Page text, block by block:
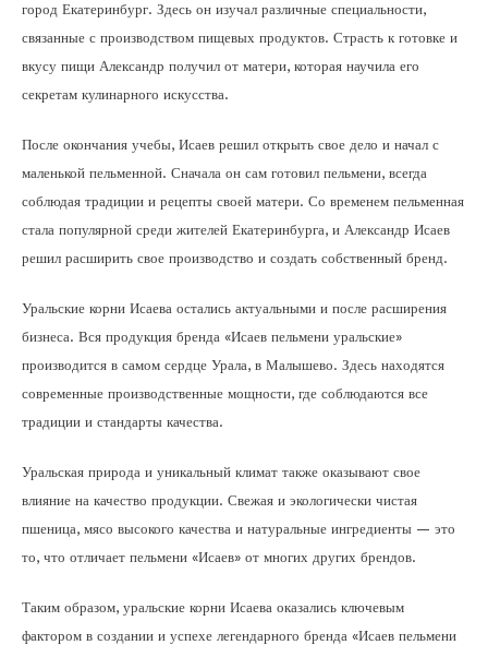
город Екатеринбург. Здесь он изучал различные специальности,
связанные с производством пищевых продуктов. Страсть к готовке и
вкусу пищи Александр получил от матери, которая научила его
секретам кулинарного искусства.
После окончания учебы, Исаев решил открыть свое дело и начал с
маленькой пельменной. Сначала он сам готовил пельмени, всегда
соблюдая традиции и рецепты своей матери. Со временем пельменная
стала популярной среди жителей Екатеринбурга, и Александр Исаев
решил расширить свое производство и создать собственный бренд.
Уральские корни Исаева остались актуальными и после расширения
бизнеса. Вся продукция бренда «Исаев пельмени уральские»
производится в самом сердце Урала, в Малышево. Здесь находятся
современные производственные мощности, где соблюдаются все
традиции и стандарты качества.
Уральская природа и уникальный климат также оказывают свое
влияние на качество продукции. Свежая и экологически чистая
пшеница, мясо высокого качества и натуральные ингредиенты — это
то, что отличает пельмени «Исаев» от многих других брендов.
Таким образом, уральские корни Исаева оказались ключевым
фактором в создании и успехе легендарного бренда «Исаев пельмени